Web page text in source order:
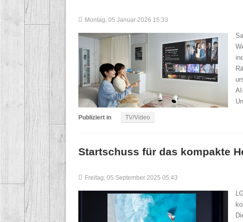
Montag, 05 Januar 2026 15:33
Publiziert in TV/Video
Startschuss für das kompakte
Freitag, 05 September 2025 05:43